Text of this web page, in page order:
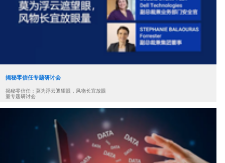
揭秘零信任专题研讨会
揭秘零信任：莫为浮云遮望眼，风物长宜放眼
量专题研讨会